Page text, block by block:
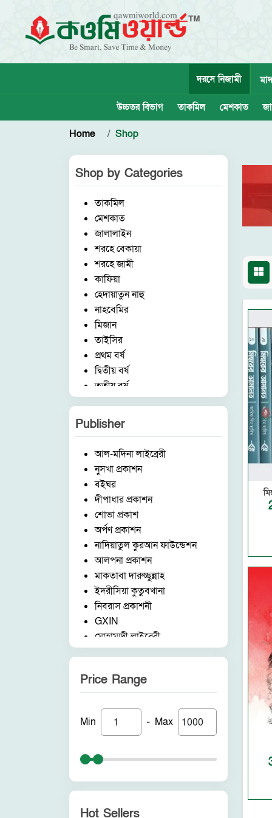
দরসে নিজামী
উচ্চতর বিভাগ তাকমিল মেশকাত
Home Shop
Shop by Categories
তাকমিল
মেশকাত
জালালাইন
শরহে বেকায়া
শরহে জামী
কাফিয়া
হেদায়াতুন নাহু
নাহবেমির
মিজান
তাইসির
প্রথম বর্ষ
দ্বিতীয় বর্ষ
তৃতীয় বর্ষ
চতুর্থ বর্ষ
পঞ্চম বর্ষ
হিফয
ষ্টেশনারী
ছোটদের কর্ণার
বিষয়
ইসলামিক আইটেম
মক্তব
উচ্চতর বিভাগ
Publisher
আল-মদিনা লাইব্রেরী
নুসখা প্রকাশন
বইঘর
দীপাধার প্রকাশন
শোভা প্রকাশ
অর্পণ প্রকাশন
নাদিয়াতুল কুরআন ফাউন্ডেশন
আলপনা প্রকাশন
মাকতাবা দারুচ্ছুন্নাহ
ইদরীসিয়া কুতুবখানা
নিবরাস প্রকাশনী
GXIN
মোহাম্মদী লাইব্রেরী
নাদিয়াতুল কুরআন ফাউন্ডেশন
আকীল পাবলিকেশন
নন ব্র্যান্ড
পুনরায় প্রকাশন
হাকীমুল উম্মত প্রকাশনী
সীরাহ প্রকাশ
Price Range
Min - Max
Hot Sellers